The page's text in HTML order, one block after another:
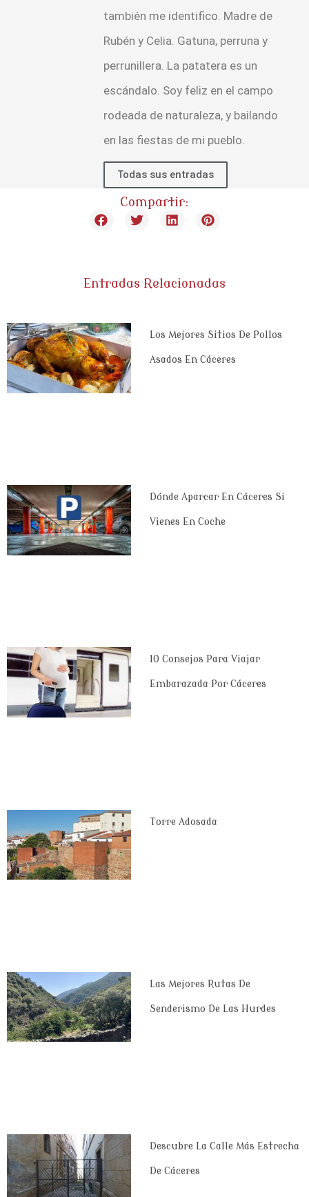
también me identifico. Madre de
Rubén y Celia. Gatuna, perruna y
perrunillera. La patatera es un
escándalo. Soy feliz en el campo
rodeada de naturaleza, y bailando
en las fiestas de mi pueblo.
Todas sus entradas
Compartir:
Entradas Relacionadas
Los Mejores Sitios De Pollos
Asados En Cáceres
Dónde Aparcar En Cáceres Si
Vienes En Coche
10 Consejos Para Viajar
Embarazada Por Cáceres
Torre Adosada
Las Mejores Rutas De
Senderismo De Las Hurdes
Descubre La Calle Más Estrecha
De Cáceres